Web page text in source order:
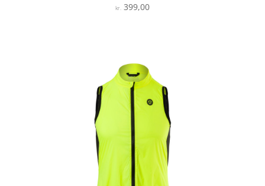
Vurderet
kr. 399,00